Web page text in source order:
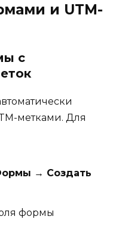
и UTM-
с
метками. Для
→ Создать
формы